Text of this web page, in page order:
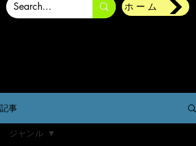
ホーム
記事
ジャンル